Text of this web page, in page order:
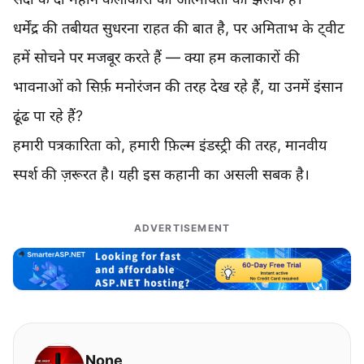
धर्मेंद्र की तबीयत सुधरना राहत की बात है, पर अमिताभ के ट्वीट
हमें सोचने पर मजबूर करते हैं — क्या हम कलाकारों की
भावनाओं को सिर्फ़ मनोरंजन की तरह देख रहे हैं, या उनमें इंसान
ढूंढ पा रहे हैं?
हमारी पत्रकारिता को, हमारी फ़िल्म इंडस्ट्री की तरह, मानवीय
स्पर्श की ज़रूरत है। यही इस कहानी का असली सबक है।
ADVERTISEMENT
None